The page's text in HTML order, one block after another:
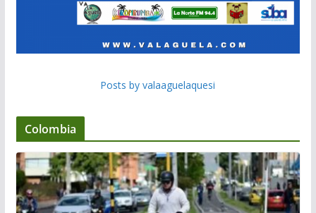
Posts by valaaguelaquesi
Colombia